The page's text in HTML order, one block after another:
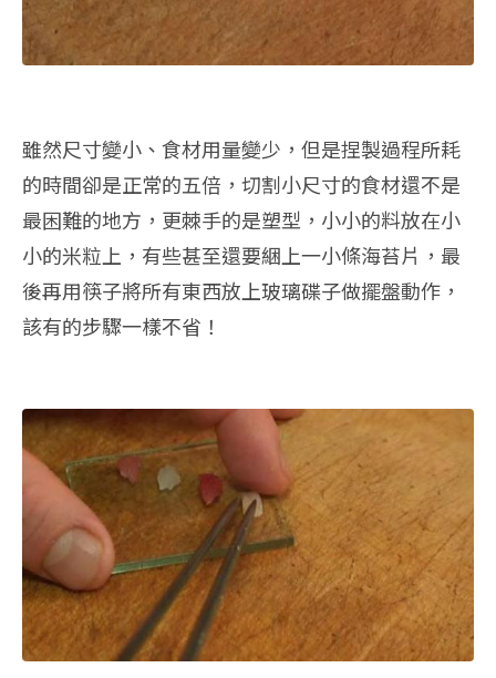
雖然尺寸變小、食材用量變少，但是捏製過程所耗
的時間卻是正常的五倍，切割小尺寸的食材還不是
最困難的地方，更棘手的是塑型，小小的料放在小
小的米粒上，有些甚至還要綑上一小條海苔片，最
後再用筷子將所有東西放上玻璃碟子做擺盤動作，
該有的步驟一樣不省！